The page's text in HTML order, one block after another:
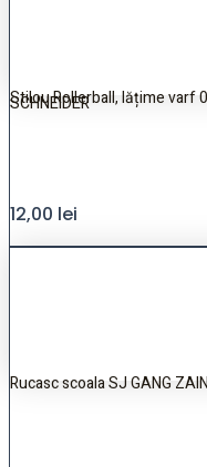
Stilou Rollerball, lățime varf
SCHNEIDER
12,00 lei
Rucasc scoala SJ GANG